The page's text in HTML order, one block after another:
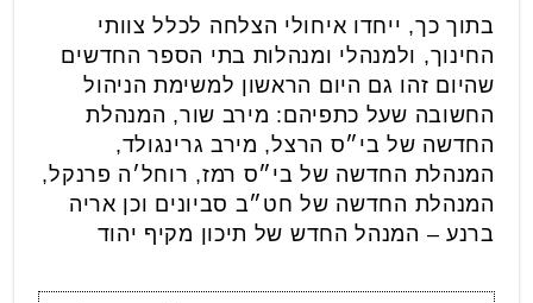
בתוך כך, ייחדו איחולי הצלחה לכלל צוותי
החינוך, ולמנהלי ומנהלות בתי הספר החדשים
שהיום זהו גם היום הראשון למשימת הניהול
החשובה שעל כתפיהם: מירב שור, המנהלת
החדשה של בי״ס הרצל, מירב גרינגולד,
המנהלת החדשה של בי״ס רמז, רוחל׳ה פרנקל,
המנהלת החדשה של חט״ב סביונים וכן אריה
ברנע – המנהל החדש של תיכון מקיף יהוד